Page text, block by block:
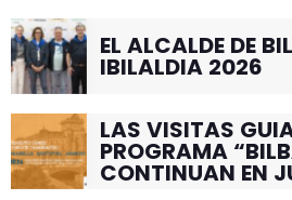
EL ALCALDE DE
IBILALDIA 2026
LAS VISITAS
PROGRAMA
CONTINUAN EN